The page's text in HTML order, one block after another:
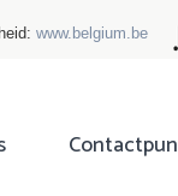
www.belgium.be